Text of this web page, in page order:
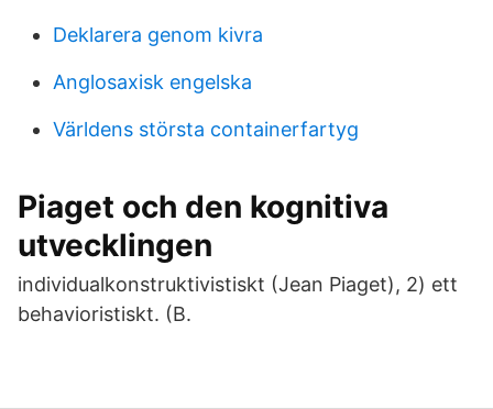
Deklarera genom kivra
Anglosaxisk engelska
Världens största containerfartyg
Piaget och den kognitiva
utvecklingen
individualkonstruktivistiskt (Jean Piaget), 2) ett
behavioristiskt. (B.